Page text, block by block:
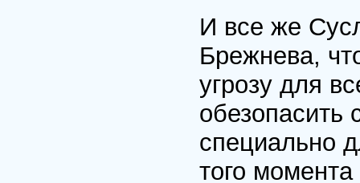
И все же
Брежнева,
угрозу для
обезопасить
специально
того